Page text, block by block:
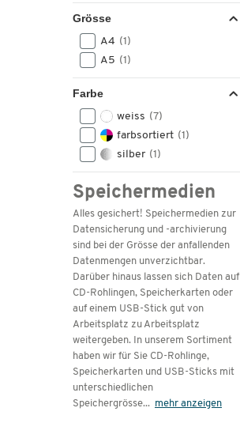
4000(1)
6000
64 GB
8 GB (1)
Grösse
A4 (1)
A5 (1)
Farbe
weiss (7)
farbsortiert (1)
silber (1)
Speichermedien
Alles gesichert! Speichermedien zur
Datensicherung und -archivierung
sind bei der Grösse der anfallenden
Datenmengen unverzichtbar.
Darüber hinaus lassen sich Daten auf
CD-Rohlingen, Speicherkarten oder
auf einem USB-Stick gut von
Arbeitsplatz zu Arbeitsplatz
weitergeben. In unserem Sortiment
haben wir für Sie CD-Rohlinge,
Speicherkarten und USB-Sticks mit
unterschiedlichen
Speichergrösse... mehr anzeigen